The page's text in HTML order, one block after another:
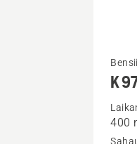
Katso
K 970
K
400